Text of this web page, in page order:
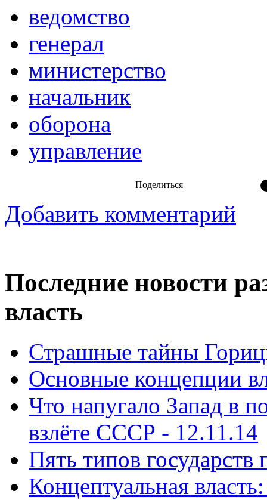
ведомство
генерал
министерство
начальник
оборона
управление
Поделиться
Добавить комментарий
Последние новости
власть
Страшные тайны
Основные концепции
Что напугало Запад в
взлёте СССР - 12.11.14
Пять типов
Концептуальная